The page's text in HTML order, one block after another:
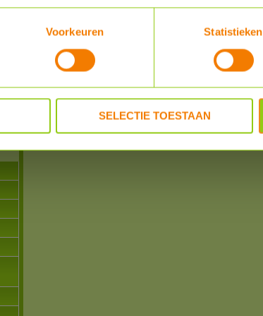
Voorkeuren Statistieken
SELECTIE TOESTAAN